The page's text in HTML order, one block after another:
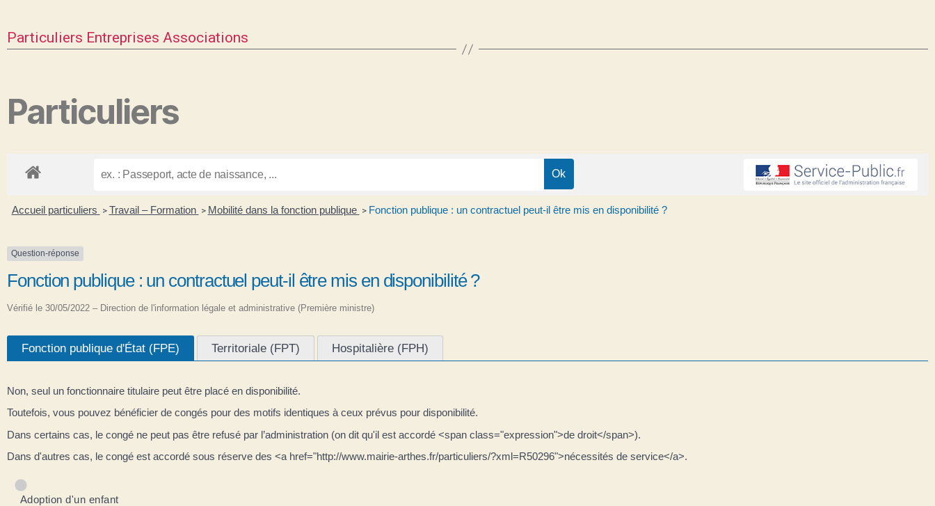
Particuliers Entreprises Associations
Particuliers
Accueil particuliers > Travail – Formation > Mobilité dans la fonction publique > Fonction publique : un contractuel peut-il être mis en disponibilité ?
Question-réponse
Fonction publique : un contractuel peut-il être mis en disponibilité ?
Vérifié le 30/05/2022 – Direction de l'information légale et administrative (Première ministre)
Fonction publique d'État (FPE) Territoriale (FPT) Hospitalière (FPH)
Non, seul un fonctionnaire titulaire peut être placé en disponibilité.
Toutefois, vous pouvez bénéficier de congés pour des motifs identiques à ceux prévus pour disponibilité.
Dans certains cas, le congé ne peut pas être refusé par l’administration (on dit qu'il est accordé <span class="expression">de droit</span>).
Dans d'autres cas, le congé est accordé sous réserve des <a href="http://www.mairie-arthes.fr/particuliers/?xml=R50296">nécessités de service</a>.
Adoption d'un enfant